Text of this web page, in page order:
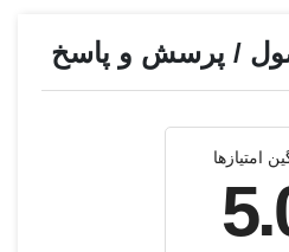
/ پرسش و پاسخ
امتیازها